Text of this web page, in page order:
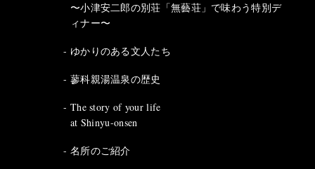
〜小津安二郎の別荘「無藝荘」で味わう特別デ
ィナー〜
ゆかりのある文人たち
蓼科親湯温泉の歴史
The story of your life
at Shinyu-onsen
名所のご紹介